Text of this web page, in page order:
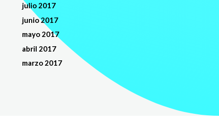
julio 2017
junio 2017
mayo 2017
abril 2017
marzo 2017